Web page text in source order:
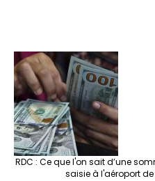
RDC : Ce que l'on sait d’une
saisie à l'aéroport